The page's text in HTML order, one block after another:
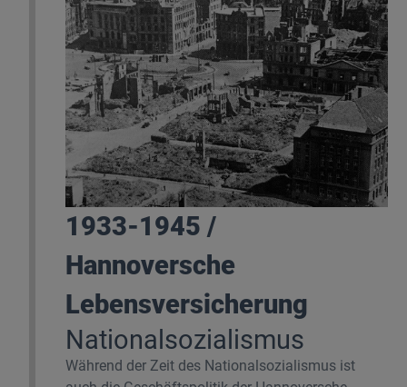
1933-1945 /
Hannoversche
Lebensversicherung
Nationalsozialismus
Während der Zeit des Nationalsozialismus ist